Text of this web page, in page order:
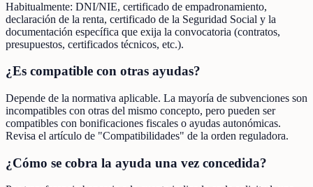
Habitualmente: DNI/NIE, certificado de empadronamiento,
declaración de la renta, certificado de la Seguridad Social y la
documentación específica que exija la convocatoria (contratos,
presupuestos, certificados técnicos, etc.).
¿Es compatible con otras ayudas?
Depende de la normativa aplicable. La mayoría de subvenciones son
incompatibles con otras del mismo concepto, pero pueden ser
compatibles con bonificaciones fiscales o ayudas autonómicas.
Revisa el artículo de "Compatibilidades" de la orden reguladora.
¿Cómo se cobra la ayuda una vez concedida?